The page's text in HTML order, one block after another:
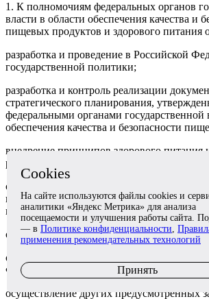
1. К полномочиям федеральных органов
власти в области обеспечения качества и
пищевых продуктов и здорового питания
разработка и проведение в Российской
государственной политики;
разработка и контроль реализации
стратегического планирования,
федеральными органами государственной
обеспечения качества и безопасности
внедрение принципов здорового питания
распространению;
организация и осуществление
пищевых продуктов, материалов и
производства (изготовления);
организация и проведение
осуществление международного
Федерации;
осуществление других предусмотренных
Cookies
На сайте используются файлы cookies и
аналитики «Яндекс Метрика» для анализа
посещаемости и улучшения работы сайта.
— в Политике конфиденциальности,
применения рекомендательных технологий
Принять